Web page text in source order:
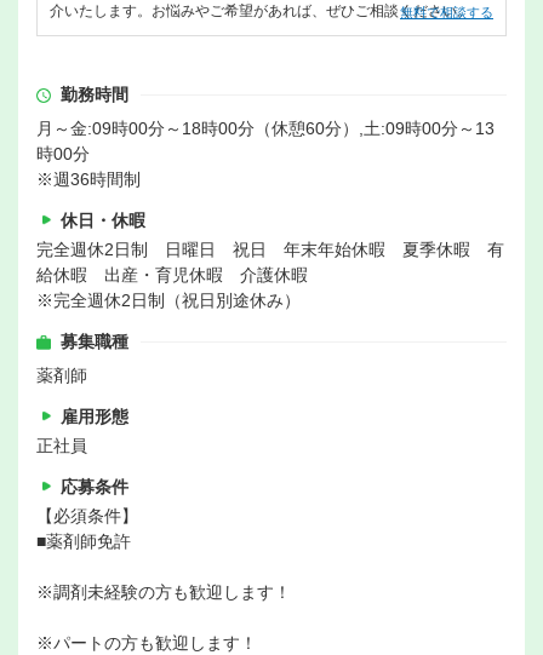
介いたします。お悩みやご希望があれば、ぜひご相談ください。
無料で相談する
勤務時間
月～金:09時00分～18時00分（休憩60分）,土:09時00分～13
時00分
※週36時間制
休日・休暇
完全週休2日制 日曜日 祝日 年末年始休暇 夏季休暇 有
給休暇 出産・育児休暇 介護休暇
※完全週休2日制（祝日別途休み）
募集職種
薬剤師
雇用形態
正社員
応募条件
【必須条件】
■薬剤師免許
※調剤未経験の方も歓迎します！
※パートの方も歓迎します！